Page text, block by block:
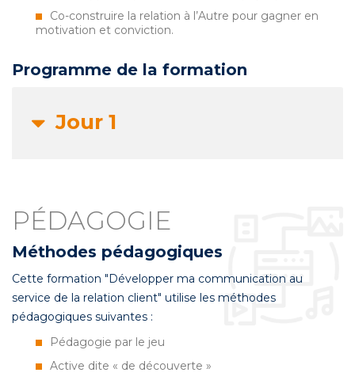
Co-construire la relation à l’Autre pour gagner en
motivation et conviction.
Programme de la formation
Jour 1
PÉDAGOGIE
Méthodes pédagogiques
Cette formation "Développer ma communication au
service de la relation client" utilise les méthodes
pédagogiques suivantes :
Pédagogie par le jeu
Active dite « de découverte »